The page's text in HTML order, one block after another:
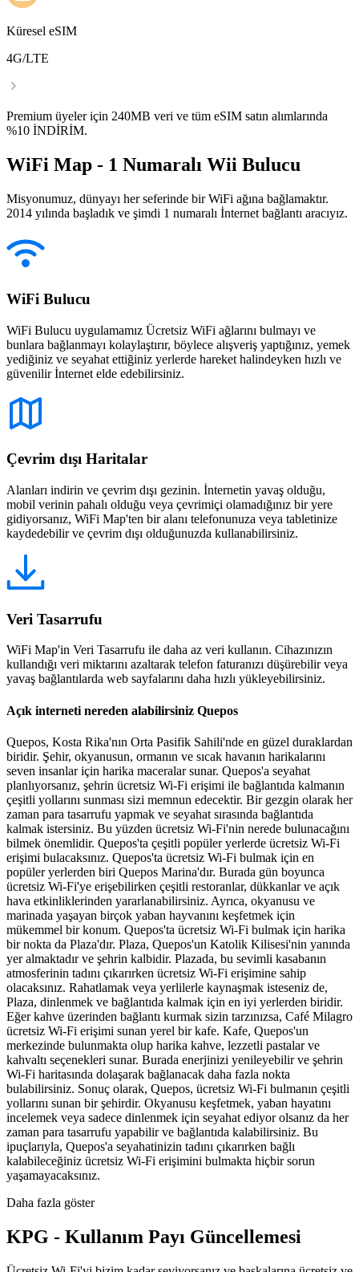
Küresel eSIM
4G/LTE
Premium üyeler için 240MB veri ve tüm eSIM satın alımlarında
%10 İNDİRİM.
WiFi Map - 1 Numaralı Wii Bulucu
Misyonumuz, dünyayı her seferinde bir WiFi ağına bağlamaktır.
2014 yılında başladık ve şimdi 1 numaralı İnternet bağlantı aracıyız.
WiFi Bulucu
WiFi Bulucu uygulamamız Ücretsiz WiFi ağlarını bulmayı ve
bunlara bağlanmayı kolaylaştırır, böylece alışveriş yaptığınız, yemek
yediğiniz ve seyahat ettiğiniz yerlerde hareket halindeyken hızlı ve
güvenilir İnternet elde edebilirsiniz.
Çevrim dışı Haritalar
Alanları indirin ve çevrim dışı gezinin. İnternetin yavaş olduğu,
mobil verinin pahalı olduğu veya çevrimiçi olamadığınız bir yere
gidiyorsanız, WiFi Map'ten bir alanı telefonunuza veya tabletinize
kaydedebilir ve çevrim dışı olduğunuzda kullanabilirsiniz.
Veri Tasarrufu
WiFi Map'in Veri Tasarrufu ile daha az veri kullanın. Cihazınızın
kullandığı veri miktarını azaltarak telefon faturanızı düşürebilir veya
yavaş bağlantılarda web sayfalarını daha hızlı yükleyebilirsiniz.
Açık interneti nereden alabilirsiniz Quepos
Quepos, Kosta Rika'nın Orta Pasifik Sahili'nde en güzel duraklardan
biridir. Şehir, okyanusun, ormanın ve sıcak havanın harikalarını
seven insanlar için harika maceralar sunar. Quepos'a seyahat
planlıyorsanız, şehrin ücretsiz Wi-Fi erişimi ile bağlantıda kalmanın
çeşitli yollarını sunması sizi memnun edecektir. Bir gezgin olarak her
zaman para tasarrufu yapmak ve seyahat sırasında bağlantıda
kalmak istersiniz. Bu yüzden ücretsiz Wi-Fi'nin nerede bulunacağını
bilmek önemlidir. Quepos'ta çeşitli popüler yerlerde ücretsiz Wi-Fi
erişimi bulacaksınız. Quepos'ta ücretsiz Wi-Fi bulmak için en
popüler yerlerden biri Quepos Marina'dır. Burada gün boyunca
ücretsiz Wi-Fi'ye erişebilirken çeşitli restoranlar, dükkanlar ve açık
hava etkinliklerinden yararlanabilirsiniz. Ayrıca, okyanusu ve
marinada yaşayan birçok yaban hayvanını keşfetmek için
mükemmel bir konum. Quepos'ta ücretsiz Wi-Fi bulmak için harika
bir nokta da Plaza'dır. Plaza, Quepos'un Katolik Kilisesi'nin yanında
yer almaktadır ve şehrin kalbidir. Plazada, bu sevimli kasabanın
atmosferinin tadını çıkarırken ücretsiz Wi-Fi erişimine sahip
olacaksınız. Rahatlamak veya yerlilerle kaynaşmak isteseniz de,
Plaza, dinlenmek ve bağlantıda kalmak için en iyi yerlerden biridir.
Eğer kahve üzerinden bağlantı kurmak sizin tarzınızsa, Café Milagro
ücretsiz Wi-Fi erişimi sunan yerel bir kafe. Kafe, Quepos'un
merkezinde bulunmakta olup harika kahve, lezzetli pastalar ve
kahvaltı seçenekleri sunar. Burada enerjinizi yenileyebilir ve şehrin
Wi-Fi haritasında dolaşarak bağlanacak daha fazla nokta
bulabilirsiniz. Sonuç olarak, Quepos, ücretsiz Wi-Fi bulmanın çeşitli
yollarını sunan bir şehirdir. Okyanusu keşfetmek, yaban hayatını
incelemek veya sadece dinlenmek için seyahat ediyor olsanız da her
zaman para tasarrufu yapabilir ve bağlantıda kalabilirsiniz. Bu
ipuçlarıyla, Quepos'a seyahatinizin tadını çıkarırken bağlı
kalabileceğiniz ücretsiz Wi-Fi erişimini bulmakta hiçbir sorun
yaşamayacaksınız.
Daha fazla göster
KPG - Kullanım Payı Güncellemesi